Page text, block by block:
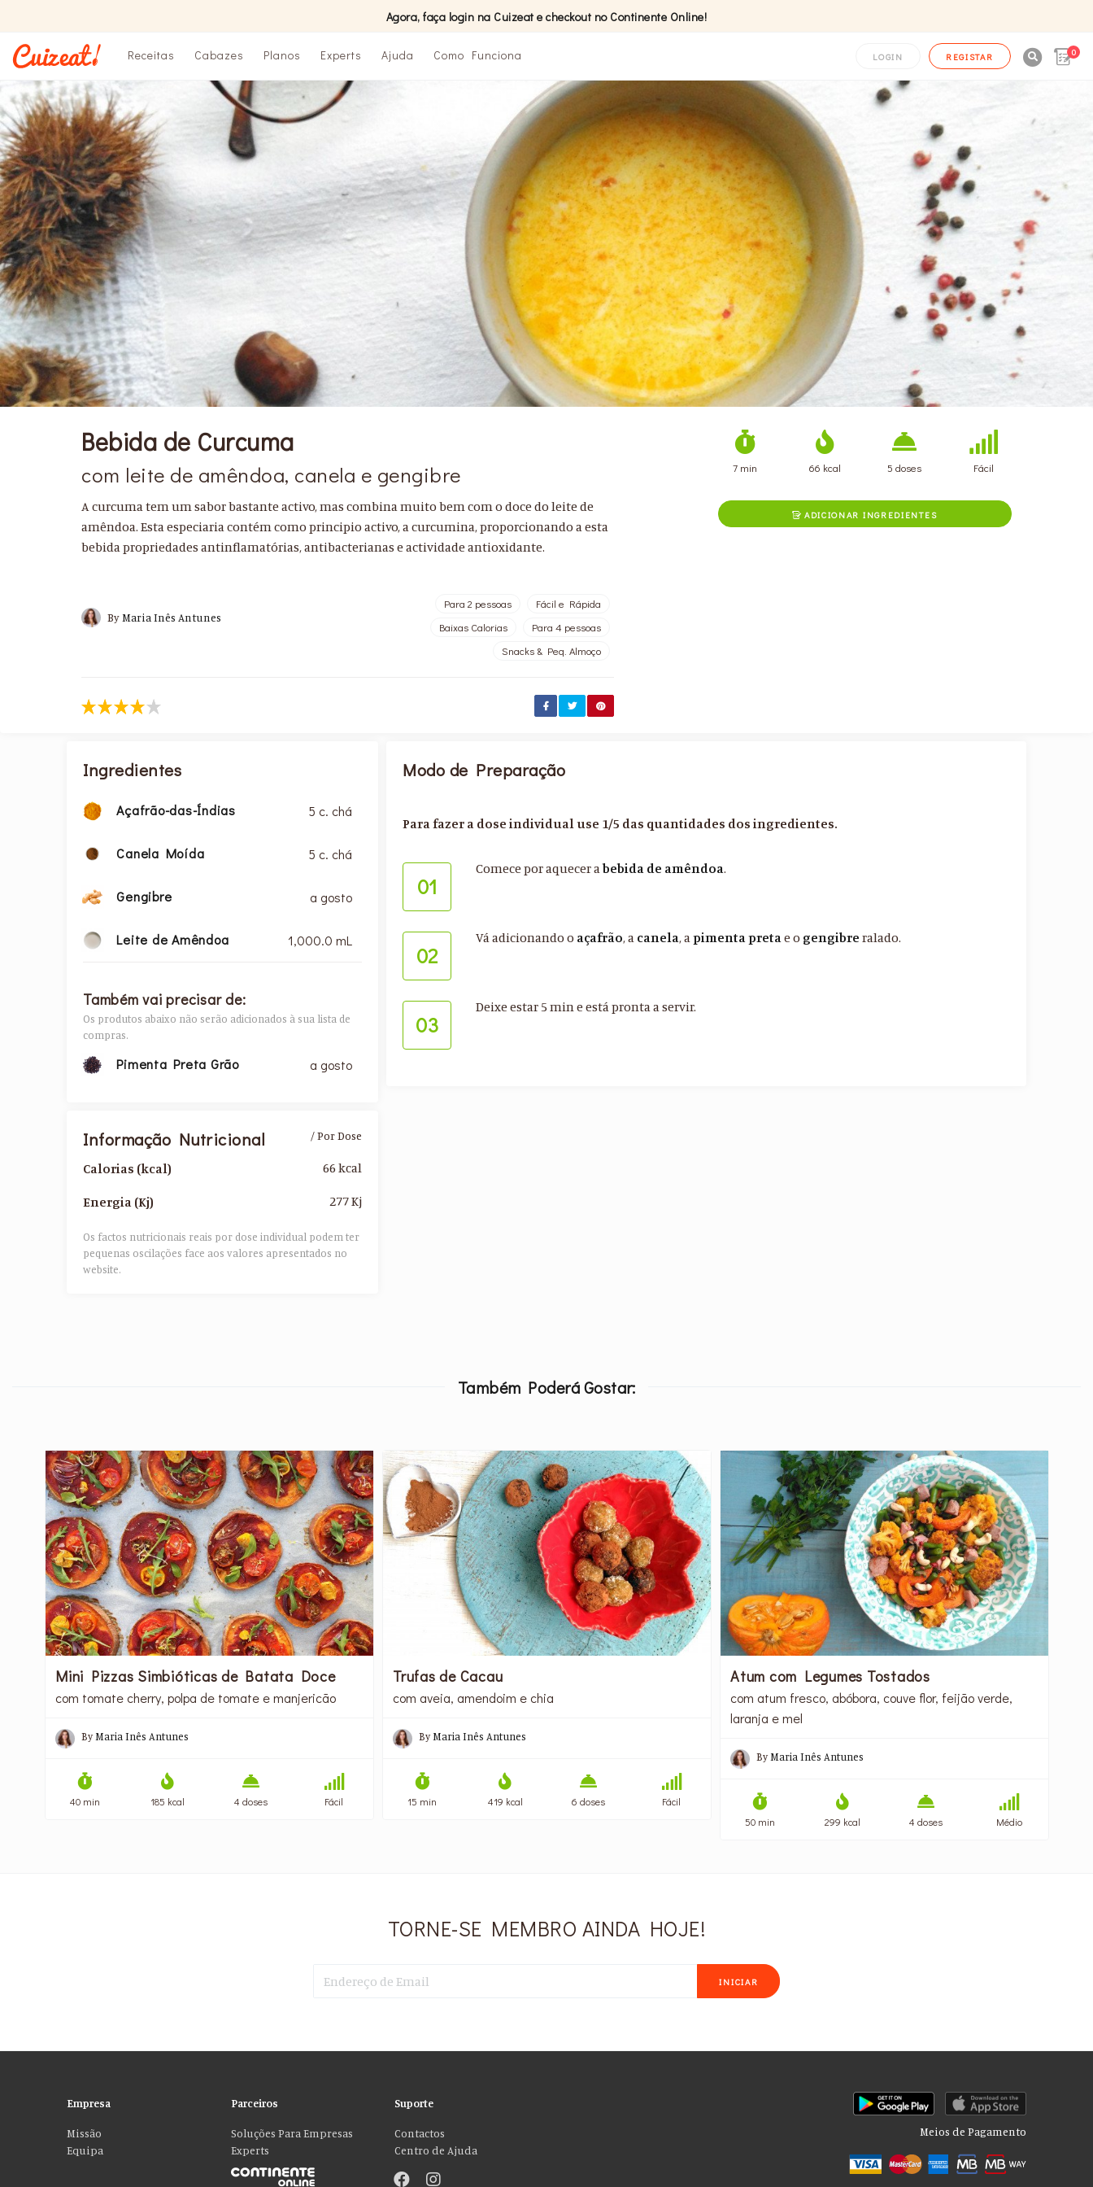
Agora, faça login na Cuizeat e checkout no Continente Online!
Receitas Cabazes Planos Experts Ajuda Como Funciona LOGIN REGISTAR 0
Bebida de Curcuma
com leite de amêndoa, canela e gengibre
A curcuma tem um sabor bastante activo, mas combina muito bem com o doce do leite de
amêndoa. Esta especiaria contém como principio activo, a curcumina, proporcionando a esta
bebida propriedades antinflamatórias, antibacterianas e actividade antioxidante.
By Maria Inês Antunes
Para 2 pessoas
Fácil e Rápida
Baixas Calorias
Para 4 pessoas
Snacks & Peq. Almoço
7 min 66 kcal 5 doses Fácil
 ADICIONAR INGREDIENTES
Ingredientes
Açafrão-das-Índias 5 c. chá
Canela Moída 5 c. chá
Gengibre a gosto
Leite de Amêndoa 1,000.0 mL
Também vai precisar de:
Os produtos abaixo não serão adicionados à sua lista de
compras.
Pimenta Preta Grão a gosto
Informação Nutricional
Calorias (kcal)
Energia (Kj)
/ Por Dose
66 kcal
277 Kj
Os factos nutricionais reais por dose individual podem ter
pequenas oscilações face aos valores apresentados no
website.​
Modo de Preparação
Para fazer a dose individual use 1/5 das quantidades dos ingredientes.
01
Comece por aquecer abebida de amêndoa.
02
Vá adicionando o açafrão, a canela, apimenta preta e o gengibre ralado.
03
Deixe estar 5 min e está pronta a servir.
Também Poderá Gostar:
Mini Pizzas Simbióticas de Batata Doce
com tomate cherry, polpa de tomate e manjericão
ByMaria Inês Antunes
40 min 185 kcal 4 doses Fácil
Trufas de Cacau
com aveia, amendoim e chia
ByMaria Inês Antunes
15 min 419 kcal 6 doses Fácil
Atum com Legumes Tostados
com atum fresco, abóbora, couve flor, feijão verde,
laranja e mel
ByMaria Inês Antunes
50 min 299 kcal 4 doses Médio
TORNE-SE MEMBRO AINDA HOJE!
INICIAR
Empresa
Missão
Equipa
Parceiros
Soluções Para Empresas
Experts
Suporte
Contactos
Centro de Ajuda
Meios de Pagamento